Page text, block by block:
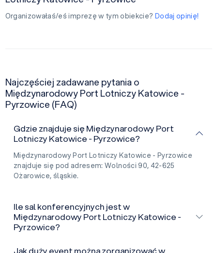
Organizowałaś/eś imprezę w tym obiekcie? Dodaj opinię!
Najczęściej zadawane pytania o
Międzynarodowy Port Lotniczy Katowice -
Pyrzowice (FAQ)
Gdzie znajduje się Międzynarodowy Port
Lotniczy Katowice - Pyrzowice?
Międzynarodowy Port Lotniczy Katowice - Pyrzowice
znajduje się pod adresem: Wolności 90, 42-625
Ożarowice, śląskie.
Ile sal konferencyjnych jest w
Międzynarodowy Port Lotniczy Katowice -
Pyrzowice?